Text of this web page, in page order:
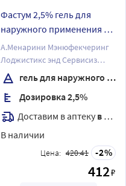
Фастум 2,5% гель для
наружного применения 30
гр
А.Менарини Мэнюфекчеринг
Лоджистикс энд Сервисиз
С.р.Л. гель для наружного применения
Дозировка 2,5%
Доставим в аптеку в течение 7 дней
В наличии
Цена: 420.41 2
412₽